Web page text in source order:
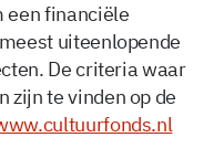
een financiële
uiteenlopende
De criteria waar
zijn te vinden op de